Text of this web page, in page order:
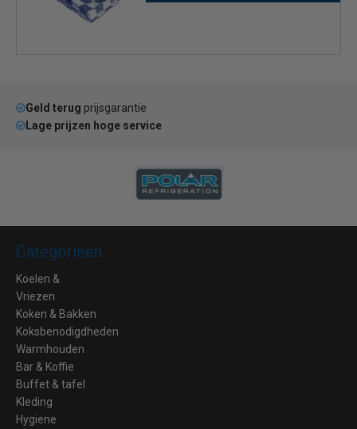
Geld terug prijsgarantie
Lage prijzen hoge service
Categorieën
Koelen &
Vriezen
Koken & Bakken
Koksbenodigdheden
Warmhouden
Bar & Koffie
Buffet & tafel
Kleding
Hygiene